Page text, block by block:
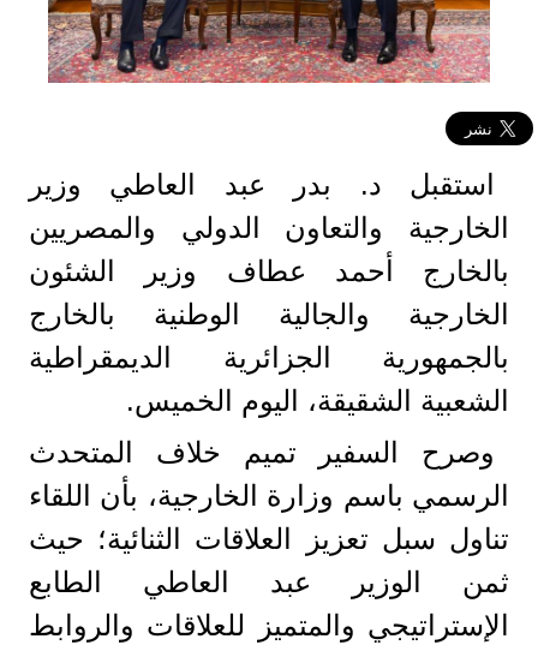
استقبل د. بدر عبد العاطي وزير
الخارجية والتعاون الدولي والمصريين
بالخارج أحمد عطاف وزير الشئون
الخارجية والجالية الوطنية بالخارج
بالجمهورية الجزائرية الديمقراطية
الشعبية الشقيقة، اليوم الخميس.
وصرح السفير تميم خلاف المتحدث
الرسمي باسم وزارة الخارجية، بأن اللقاء
تناول سبل تعزيز العلاقات الثنائية؛ حيث
ثمن الوزير عبد العاطي الطابع
الإستراتيجي والمتميز للعلاقات والروابط